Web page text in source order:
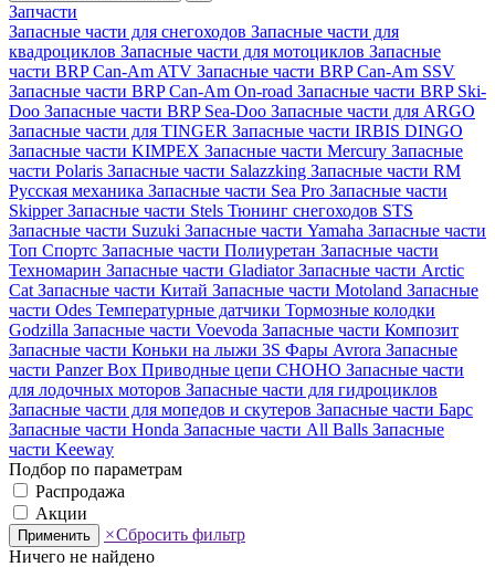
Запчасти
Запасные части для снегоходов Запасные части для
квадроциклов Запасные части для мотоциклов Запасные
части BRP Can-Am ATV Запасные части BRP Can-Am SSV
Запасные части BRP Can-Am On-road Запасные части BRP Ski-
Doo Запасные части BRP Sea-Doo Запасные части для ARGO
Запасные части для TINGER Запасные части IRBIS DINGO
Запасные части KIMPEX Запасные части Mercury Запасные
части Polaris Запасные части Salazzking Запасные части RM
Русская механика Запасные части Sea Pro Запасные части
SkipperЗапасные части Stels Тюнинг снегоходов STS
Запасные части Suzuki Запасные части Yamaha Запасные части
Топ Спортс Запасные части Полиуретан Запасные части
Техномарин Запасные части GladiatorЗапасные части Arctic
Cat Запасные части Китай Запасные части Motoland Запасные
части Odes Температурные датчики Тормозные колодки
Godzilla Запасные части Voevoda Запасные части Композит
Запасные части Коньки на лыжи 3S Фары Avrora Запасные
части Panzer Box Приводные цепи CHOHO Запасные части
для лодочных моторов Запасные части для гидроциклов
Запасные части для мопедов и скутеров Запасные части Барс
Запасные части Honda Запасные части All Balls Запасные
части Keeway
Подбор по параметрам
Распродажа
Акции
Применить ×Сбросить фильтр
Ничего не найдено